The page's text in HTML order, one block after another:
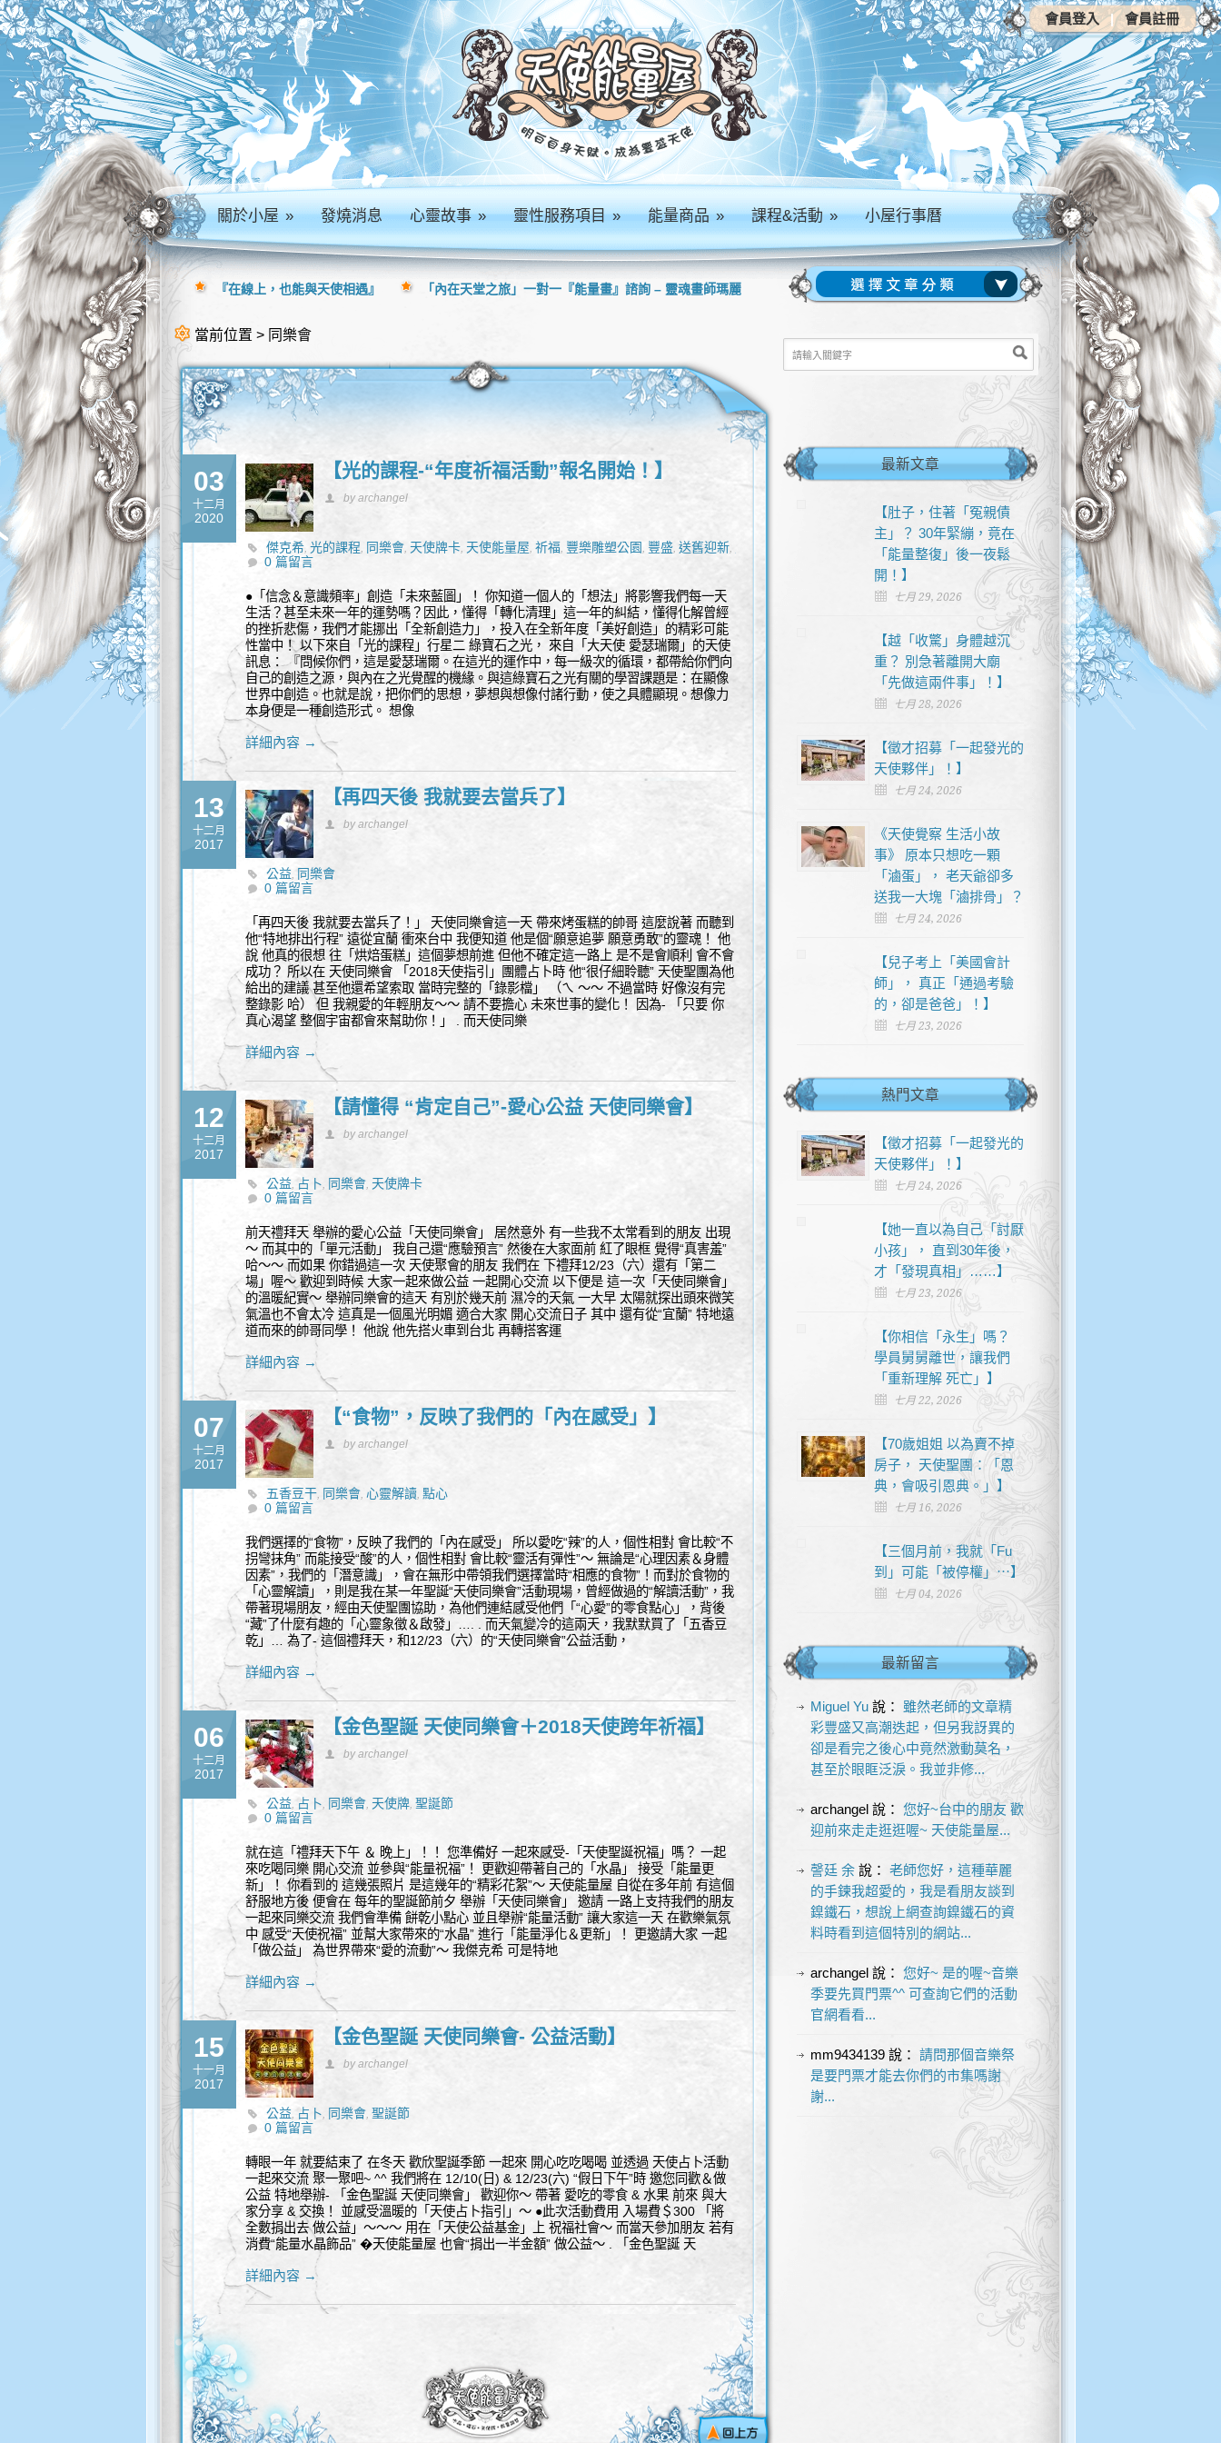
關於小屋» 發燒消息 心靈故事» 靈性服務項目» 能量商品» 課程&活動» 小屋行事曆
當前位置 > 同樂會
03
十二月
2020
【光的課程-“年度祈福活動”報名開始！】
by archangel
傑克希, 光的課程, 同樂會, 天使牌卡, 天使能量屋, 祈福, 豐樂雕塑公園, 豐盛, 送舊迎新,
性諮詢
0 篇留言
●「信念＆意識頻率」創造「未來藍圖」！ 你知道一個人的「想法」將影響我們每一天
生活？甚至未來一年的運勢嗎？因此，懂得「轉化清理」這一年的糾結，懂得化解曾經
的挫折悲傷，我們才能挪出「全新創造力」，投入在全新年度「美好創造」的精彩可能
性當中！ 以下來自「光的課程」行星二 綠寶石之光， 來自「大天使 愛瑟瑞爾」的天使
訊息： 『問候你們，這是愛瑟瑞爾。在這光的運作中，每一級次的循環，都帶給你們向
自己的創造之源，與內在之光覺醒的機緣。與這綠寶石之光有關的學習課題是：在顯像
世界中創造。也就是說，把你們的思想，夢想與想像付諸行動，使之具體顯現。想像力
本身便是一種創造形式。 想像
詳細內容 →
13
十二月
2017
【再四天後 我就要去當兵了】
by archangel
公益, 同樂會
0 篇留言
「再四天後 我就要去當兵了！」 天使同樂會這一天 帶來烤蛋糕的帥哥 這麼說著 而聽到
他“特地排出行程” 遠從宜蘭 衝來台中 我便知道 他是個“願意追夢 願意勇敢”的靈魂！ 他
說 他真的很想 往「烘焙蛋糕」這個夢想前進 但他不確定這一路上 是不是會順利 會不會
成功？ 所以在 天使同樂會 「2018天使指引」團體占卜時 他“很仔細聆聽” 天使聖團為他
給出的建議 甚至他還希望索取 當時完整的「錄影檔」 （ㄟ ～～ 不過當時 好像沒有完
整錄影 哈） 但 我親愛的年輕朋友～～ 請不要擔心 未來世事的變化！ 因為- 「只要 你
真心渴望 整個宇宙都會來幫助你！」 . 而天使同樂
詳細內容 →
12
十二月
2017
【請懂得 “肯定自己”-愛心公益 天使同樂會】
by archangel
公益, 占卜, 同樂會, 天使牌卡
0 篇留言
前天禮拜天 舉辦的愛心公益「天使同樂會」 居然意外 有一些我不太常看到的朋友 出現
～ 而其中的「單元活動」 我自己還“應驗預言” 然後在大家面前 紅了眼框 覺得“真害羞”
哈～～ 而如果 你錯過這一次 天使聚會的朋友 我們在 下禮拜12/23（六）還有「第二
場」喔～ 歡迎到時候 大家一起來做公益 一起開心交流 以下便是 這一次「天使同樂會」
的溫暖紀實～ 舉辦同樂會的這天 有別於幾天前 濕冷的天氣 一大早 太陽就探出頭來微笑
氣溫也不會太冷 這真是一個風光明媚 適合大家 開心交流日子 其中 還有從“宜蘭” 特地遠
道而來的帥哥同學！ 他說 他先搭火車到台北 再轉搭客運
詳細內容 →
07
十二月
2017
【“食物”，反映了我們的「內在感受」】
by archangel
五香豆干, 同樂會, 心靈解讀, 點心
0 篇留言
我們選擇的“食物”，反映了我們的「內在感受」 所以愛吃“辣”的人，個性相對 會比較“不
拐彎抹角” 而能接受“酸”的人，個性相對 會比較“靈活有彈性”～ 無論是“心理因素＆身體
因素”，我們的「潛意識」，會在無形中帶領我們選擇當時“相應的食物”！而對於食物的
「心靈解讀」，則是我在某一年聖誕“天使同樂會”活動現場，曾經做過的“解讀活動”，我
帶著現場朋友，經由天使聖團協助，為他們連結感受他們「“心愛”的零食點心」，背後
“藏”了什麼有趣的「心靈象徵＆啟發」…. . 而天氣變冷的這兩天，我默默買了「五香豆
乾」… 為了- 這個禮拜天，和12/23（六）的“天使同樂會”公益活動，
詳細內容 →
06
十二月
2017
【金色聖誕 天使同樂會＋2018天使跨年祈福】
by archangel
公益, 占卜, 同樂會, 天使牌, 聖誕節
0 篇留言
就在這「禮拜天下午 ＆ 晚上」！！ 您準備好 一起來感受-「天使聖誕祝福」嗎？ 一起
來吃喝同樂 開心交流 並參與“能量祝福”！ 更歡迎帶著自己的「水晶」 接受「能量更
新」！ 你看到的 這幾張照片 是這幾年的“精彩花絮”～ 天使能量屋 自從在多年前 有這個
舒服地方後 便會在 每年的聖誕節前夕 舉辦「天使同樂會」 邀請 一路上支持我們的朋友
一起來同樂交流 我們會準備 餅乾小點心 並且舉辦“能量活動” 讓大家這一天 在歡樂氣氛
中 感受“天使祝福” 並幫大家帶來的“水晶” 進行「能量淨化＆更新」！ 更邀請大家 一起
「做公益」 為世界帶來“愛的流動”～ 我傑克希 可是特地
詳細內容 →
15
十一月
2017
【金色聖誕 天使同樂會- 公益活動】
by archangel
公益, 占卜, 同樂會, 聖誕節
0 篇留言
轉眼一年 就要結束了 在冬天 歡欣聖誕季節 一起來 開心吃吃喝喝 並透過 天使占卜活動
一起來交流 聚一聚吧~ ^^ 我們將在 12/10(日) & 12/23(六) “假日下午”時 邀您同歡＆做
公益 特地舉辦- 「金色聖誕 天使同樂會」 歡迎你～ 帶著 愛吃的零食 & 水果 前來 與大
家分享 & 交換！ 並感受溫暖的「天使占卜指引」～ ●此次活動費用 入場費＄300 「將
全數捐出去 做公益」～～～ 用在「天使公益基金」上 祝福社會～ 而當天參加朋友 若有
消費“能量水晶飾品” �天使能量屋 也會“捐出一半金額” 做公益～ . 「金色聖誕 天
詳細內容 →
最新文章
【肚子，住著「冤親債
主」？ 30年緊繃，竟在
「能量整復」後一夜鬆
開！】
七月 29, 2026
【越「收驚」身體越沉
重？ 別急著離開大廟
「先做這兩件事」！】
七月 28, 2026
【徵才招募「一起發光的
天使夥伴」！】
七月 24, 2026
《天使覺察 生活小故
事》 原本只想吃一顆
「滷蛋」， 老天爺卻多
送我一大塊「滷排骨」？
七月 24, 2026
【兒子考上「美國會計
師」， 真正「通過考驗
的，卻是爸爸」！】
七月 23, 2026
熱門文章
【徵才招募「一起發光的
天使夥伴」！】
七月 24, 2026
【她一直以為自己「討厭
小孩」， 直到30年後，
才「發現真相」……】
七月 23, 2026
【你相信「永生」嗎？
學員舅舅離世，讓我們
「重新理解 死亡」】
七月 22, 2026
【70歲姐姐 以為賣不掉
房子， 天使聖團：「恩
典，會吸引恩典。」】
七月 16, 2026
【三個月前，我就「Fu
到」可能「被停權」⋯】
七月 04, 2026
最新留言
Miguel Yu說： 雖然老師的文章精
彩豐盛又高潮迭起，但另我訝異的
卻是看完之後心中竟然激動莫名，
甚至於眼眶泛淚。我並非修...
archangel說： 您好~台中的朋友 歡
迎前來走走逛逛喔~ 天使能量屋...
謦廷 余說： 老師您好，這種華麗
的手鍊我超愛的，我是看朋友談到
鎳鐵石，想說上網查詢鎳鐵石的資
料時看到這個特別的網站...
archangel說： 您好~ 是的喔~音樂
季要先買門票^^ 可查詢它們的活動
官網看看...
mm9434139說： 請問那個音樂祭
是要門票才能去你們的市集嗎謝
謝...
『在線上，也能與天使相遇』 「內在天堂之旅」一對一『能量畫』諮詢 – 靈魂畫師瑪麗
會員登入 | 會員註冊